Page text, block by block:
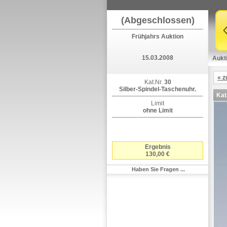
(Abgeschlossen)
Frühjahrs Auktion
15.03.2008
Kat.Nr. 30
Silber-Spindel-Taschenuhr.
Limit
ohne Limit
Ergebnis
130,00 €
Haben Sie Fragen ...
«